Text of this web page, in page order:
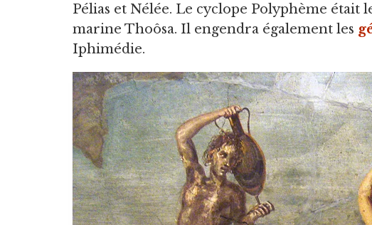
Pélias et Nélée. Le cyclope Polyphème était
marine Thoôsa. Il engendra également les
Iphimédie.